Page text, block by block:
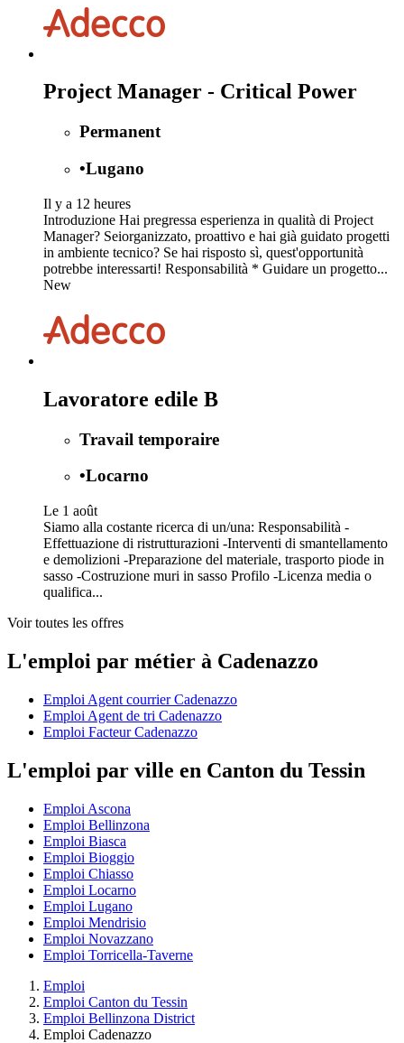
Project Manager - Critical Power
Permanent
•Lugano
Il y a 12 heures
Introduzione Hai pregressa esperienza in qualità di Project
Manager? Seiorganizzato, proattivo e hai già guidato progetti
in ambiente tecnico? Se hai risposto sì, quest'opportunità
potrebbe interessarti! Responsabilità * Guidare un progetto...
New
Lavoratore edile B
Travail temporaire
•Locarno
Le 1 août
Siamo alla costante ricerca di un/una: Responsabilità -
Effettuazione di ristrutturazioni -Interventi di smantellamento
e demolizioni -Preparazione del materiale, trasporto piode in
sasso -Costruzione muri in sasso Profilo -Licenza media o
qualifica...
Voir toutes les offres
L'emploi par métier à Cadenazzo
Emploi Agent courrier Cadenazzo
Emploi Agent de tri Cadenazzo
Emploi Facteur Cadenazzo
L'emploi par ville en Canton du Tessin
Emploi Ascona
Emploi Bellinzona
Emploi Biasca
Emploi Bioggio
Emploi Chiasso
Emploi Locarno
Emploi Lugano
Emploi Mendrisio
Emploi Novazzano
Emploi Torricella-Taverne
Emploi
Emploi Canton du Tessin
Emploi Bellinzona District
Emploi Cadenazzo